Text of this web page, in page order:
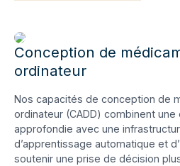
Conception de
ordinateur
Nos capacités de conception de
ordinateur (CADD) combinent
approfondie avec une
d’apprentissage automatique et
soutenir une prise de décision